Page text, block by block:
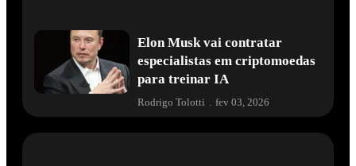
Elon Musk vai contratar
especialistas em criptomoedas
para treinar IA
Rodrigo Tolotti fev 03, 2026